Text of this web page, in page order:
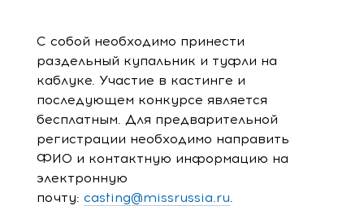
С собой необходимо принести
раздельный купальник и туфли на
каблуке. Участие в кастинге и
последующем конкурсе является
бесплатным. Для предварительной
регистрации необходимо направить
ФИО и контактную информацию на
электронную
почту: casting@missrussia.ru.